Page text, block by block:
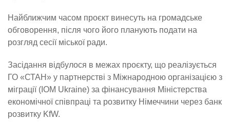
Найближчим часом проєкт винесуть на громадське
обговорення, після чого його планують подати на
розгляд сесії міської ради.
Засідання відбулося в межах проєкту, що реалізується
ГО «СТАН» у партнерстві з Міжнародною організацією з
міграції (IOM Ukraine) за фінансування Міністерства
економічної співпраці та розвитку Німеччини через банк
розвитку KfW.